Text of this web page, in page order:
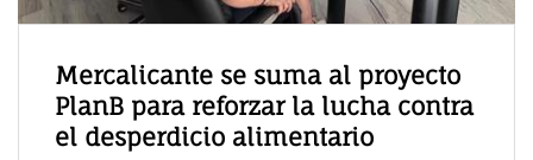
Mercalicante se suma al proyecto
PlanB para reforzar la lucha contra
el desperdicio alimentario